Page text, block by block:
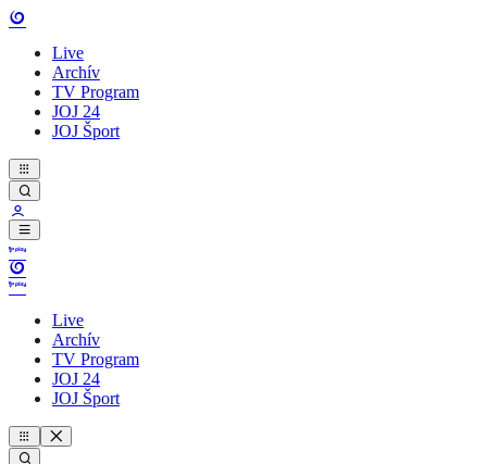
Live
Archív
TV Program
JOJ 24
JOJ Šport
Live
Archív
TV Program
JOJ 24
JOJ Šport